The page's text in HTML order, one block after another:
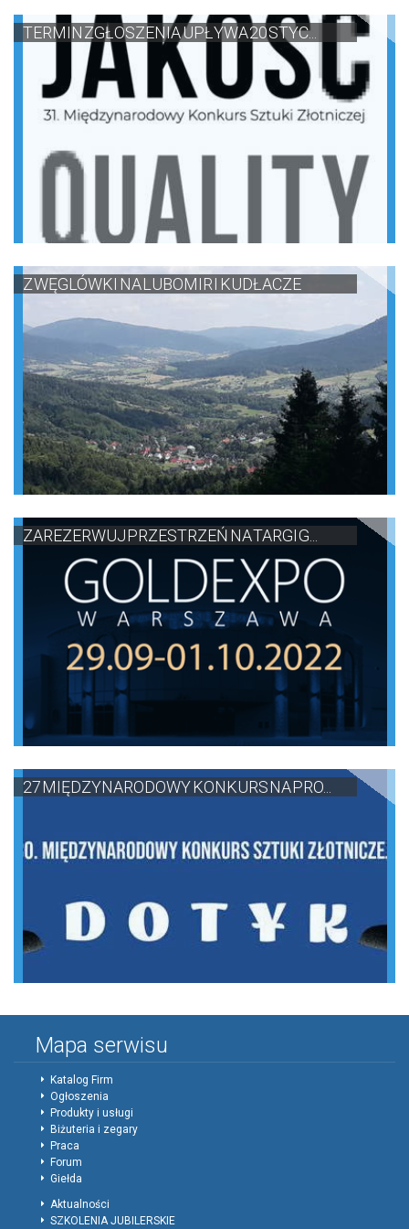
TERMIN ZGŁOSZENIA UPŁYWA 20 STYC...
Z WĘGLÓWKI NA LUBOMIR I KUDŁACZE
ZAREZERWUJ PRZESTRZEŃ NA TARGI G...
27 MIĘDZYNARODOWY KONKURS NA PRO...
Mapa serwisu
Katalog Firm
Ogłoszenia
Produkty i usługi
Biżuteria i zegary
Praca
Forum
Giełda
Aktualności
SZKOLENIA JUBILERSKIE